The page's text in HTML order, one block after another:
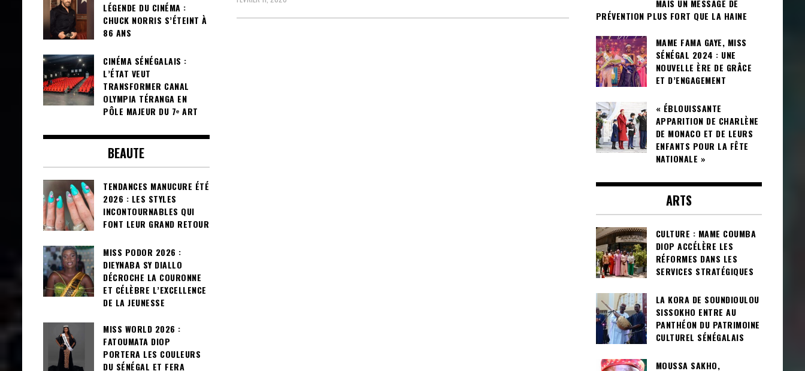
LÉGENDE DU CINÉMA :
CHUCK NORRIS S’ÉTEINT À
86 ANS
CINÉMA SÉNÉGALAIS :
L’ÉTAT VEUT
TRANSFORMER CANAL
OLYMPIA TÉRANGA EN
PÔLE MAJEUR DU 7ᵉ ART
BEAUTE
TENDANCES MANUCURE ÉTÉ
2026 : LES STYLES
INCONTOURNABLES QUI
FONT LEUR GRAND RETOUR
MISS PODOR 2026 :
DIEYNABA SY DIALLO
DÉCROCHE LA COURONNE
ET CÉLÈBRE L’EXCELLENCE
DE LA JEUNESSE
MISS WORLD 2026 :
FATOUMATA DIOP
PORTERA LES COULEURS
DU SÉNÉGAL ET FERA
MAIS UN MESSAGE DE
PRÉVENTION PLUS FORT QUE LA HAINE
MAME FAMA GAYE, MISS
SÉNÉGAL 2024 : UNE
NOUVELLE ÈRE DE GRÂCE
ET D’ENGAGEMENT
« ÉBLOUISSANTE
APPARITION DE CHARLÈNE
DE MONACO ET DE LEURS
ENFANTS POUR LA FÊTE
NATIONALE »
ARTS
CULTURE : MAME COUMBA
DIOP ACCÉLÈRE LES
RÉFORMES DANS LES
SERVICES STRATÉGIQUES
LA KORA DE SOUNDIOULOU
SISSOKHO ENTRE AU
PANTHÉON DU PATRIMOINE
CULTUREL SÉNÉGALAIS
MOUSSA SAKHO,